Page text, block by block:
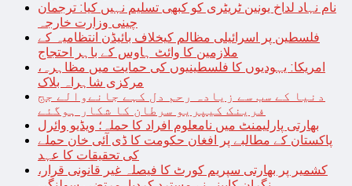
نام نہاد لداخ یونین ٹریٹری کو کبھی تسلیم نہیں کیا: ترجمان
چینی وزارت خارجہ
فلسطین پر اسرائیلی مظالم کیخلاف بائیڈن انتظامیہ کے
ملازمین کا وائٹ ہاوس کے باہر احتجاج
امریکا: یہودیوں کا فلسطینیوں کی حمایت میں مظاہرہ،
مرکزی شاہراہ بلاک
دنیا کے سب سے زیادہ رحم دل کہے جانےوالے جج
فرینک کیپریو سرطان کا شکار ہوگئے
بھارتی پارلیمنٹ میں نامعلوم افراد کا حملہ؛ ویڈیو وائرل
پاکستان کے مطالبے پر افغان حکومت کا ڈی آئی خان حملے
کی تحقیقات کا عہد
کشمیر پر بھارتی سپریم کورٹ کا فیصلہ غیر قانونی قرار،